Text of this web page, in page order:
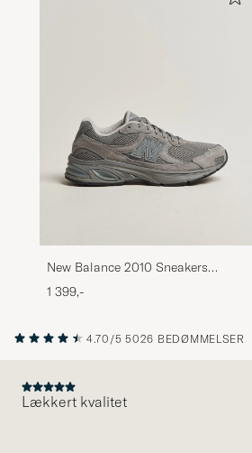
New Balance 2010 Sneakers
Harbor Grey
1 399,-
4.70/5 5026 BEDØMMELSER
Lækkert kvalitet